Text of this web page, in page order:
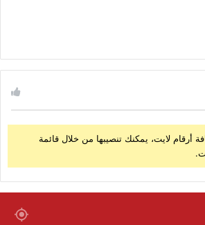
أرقام لايت، يمكنك تنصيبها من خلال قائمة